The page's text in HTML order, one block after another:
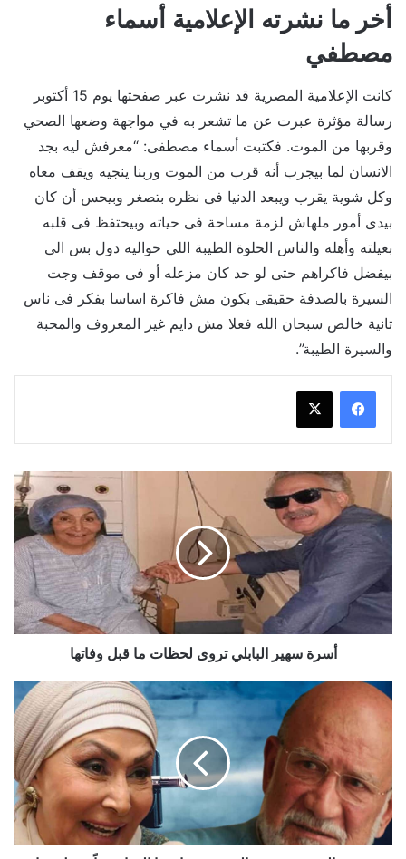
أخر ما نشرته الإعلامية أسماء
مصطفي
كانت الإعلامية المصرية قد نشرت عبر صفحتها يوم 15 أكتوبر
رسالة مؤثرة عبرت عن ما تشعر به في مواجهة وضعها الصحي
وقربها من الموت. فكتبت أسماء مصطفى: “معرفش ليه بجد
الانسان لما بيجرب أنه قرب من الموت وربنا ينجيه ويقف معاه
وكل شوية يقرب ويبعد الدنيا فى نظره بتصغر وبيحس أن كان
بيدى أمور ملهاش لزمة مساحة فى حياته وبيحتفظ فى قلبه
بعيلته وأهله والناس الحلوة الطيبة اللي حواليه دول بس الى
بيفضل فاكراهم حتى لو حد كان مزعله أو فى موقف وجت
السيرة بالصدفة حقيقى بكون مش فاكرة اساسا بفكر فى ناس
تانية خالص سبحان الله فعلا مش دايم غير المعروف والمحبة
والسيرة الطيبة”.
أسرة
البابلي
تروى
لحظات
ما
قبل
وفاتها
أسرة سهير البابلي تروى لحظات ما قبل وفاتها
جمعهم
الحب،
الشهرة
فارقوا
الحياة
معاً..حول
زواج